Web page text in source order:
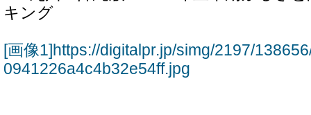
キング
[画像1]https://digitalpr.jp/simg/2197/
0941226a4c4b32e54ff.jpg